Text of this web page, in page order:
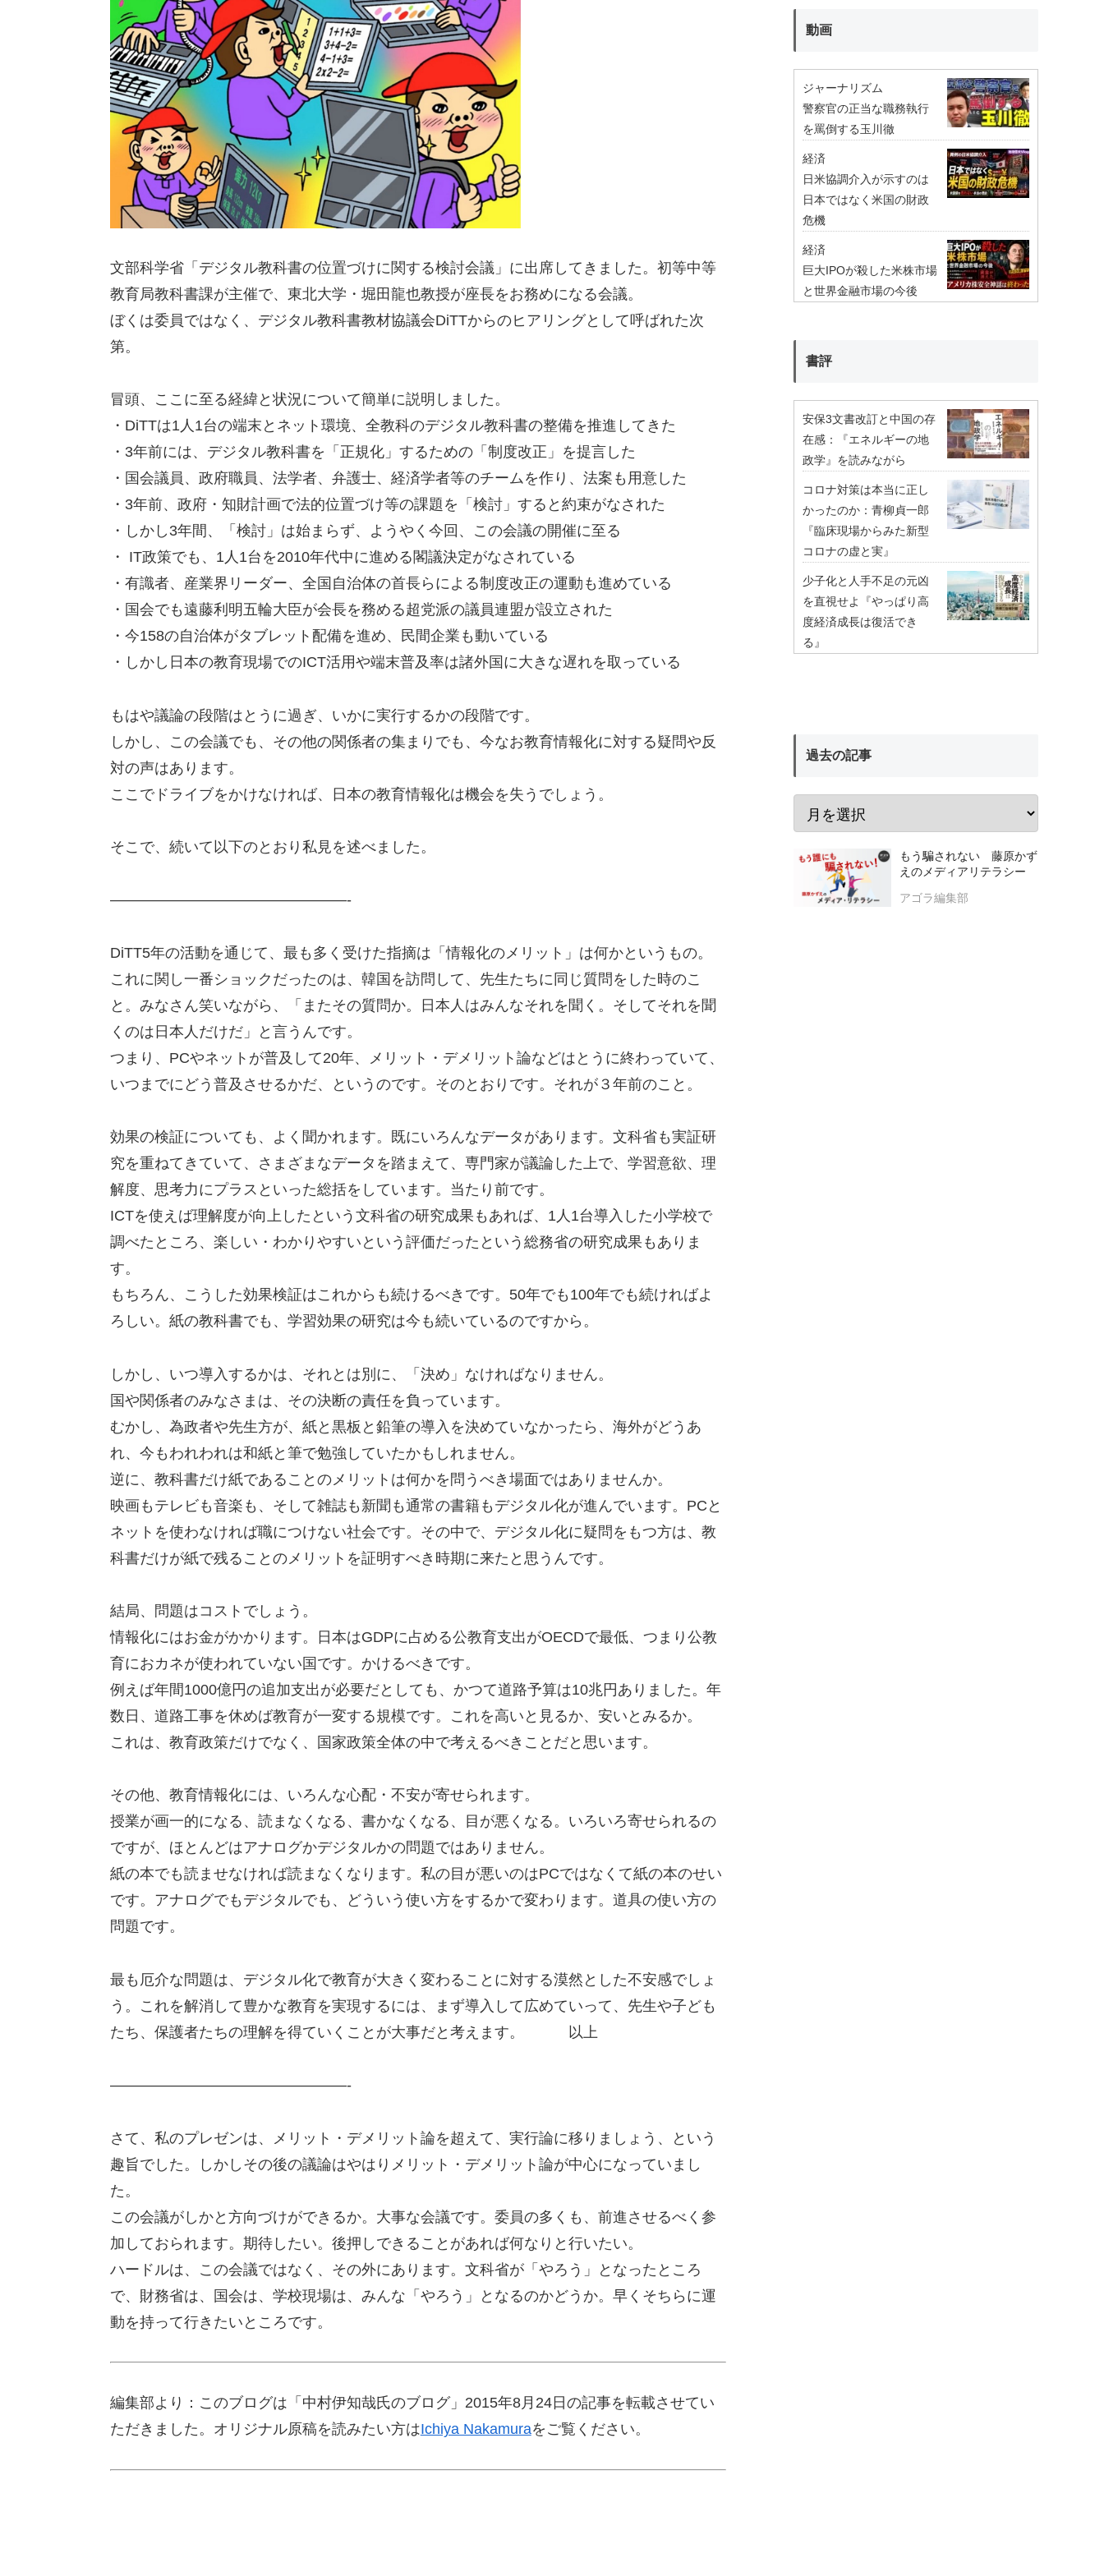
文部科学省「デジタル教科書の位置づけに関する検討会議」に出席してきました。初等中等
教育局教科書課が主催で、東北大学・堀田龍也教授が座長をお務めになる会議。
ぼくは委員ではなく、デジタル教科書教材協議会DiTTからのヒアリングとして呼ばれた次
第。
冒頭、ここに至る経緯と状況について簡単に説明しました。
・DiTTは1人1台の端末とネット環境、全教科のデジタル教科書の整備を推進してきた
・3年前には、デジタル教科書を「正規化」するための「制度改正」を提言した
・国会議員、政府職員、法学者、弁護士、経済学者等のチームを作り、法案も用意した
・3年前、政府・知財計画で法的位置づけ等の課題を「検討」すると約束がなされた
・しかし3年間、「検討」は始まらず、ようやく今回、この会議の開催に至る
・ IT政策でも、1人1台を2010年代中に進める閣議決定がなされている
・有識者、産業界リーダー、全国自治体の首長らによる制度改正の運動も進めている
・国会でも遠藤利明五輪大臣が会長を務める超党派の議員連盟が設立された
・今158の自治体がタブレット配備を進め、民間企業も動いている
・しかし日本の教育現場でのICT活用や端末普及率は諸外国に大きな遅れを取っている
もはや議論の段階はとうに過ぎ、いかに実行するかの段階です。
しかし、この会議でも、その他の関係者の集まりでも、今なお教育情報化に対する疑問や反
対の声はあります。
ここでドライブをかけなければ、日本の教育情報化は機会を失うでしょう。
そこで、続いて以下のとおり私見を述べました。
————————————————-
DiTT5年の活動を通じて、最も多く受けた指摘は「情報化のメリット」は何かというもの。
これに関し一番ショックだったのは、韓国を訪問して、先生たちに同じ質問をした時のこ
と。みなさん笑いながら、「またその質問か。日本人はみんなそれを聞く。そしてそれを聞
くのは日本人だけだ」と言うんです。
つまり、PCやネットが普及して20年、メリット・デメリット論などはとうに終わっていて、
いつまでにどう普及させるかだ、というのです。そのとおりです。それが３年前のこと。
効果の検証についても、よく聞かれます。既にいろんなデータがあります。文科省も実証研
究を重ねてきていて、さまざまなデータを踏まえて、専門家が議論した上で、学習意欲、理
解度、思考力にプラスといった総括をしています。当たり前です。
ICTを使えば理解度が向上したという文科省の研究成果もあれば、1人1台導入した小学校で
調べたところ、楽しい・わかりやすいという評価だったという総務省の研究成果もありま
す。
もちろん、こうした効果検証はこれからも続けるべきです。50年でも100年でも続ければよ
ろしい。紙の教科書でも、学習効果の研究は今も続いているのですから。
しかし、いつ導入するかは、それとは別に、「決め」なければなりません。
国や関係者のみなさまは、その決断の責任を負っています。
むかし、為政者や先生方が、紙と黒板と鉛筆の導入を決めていなかったら、海外がどうあ
れ、今もわれわれは和紙と筆で勉強していたかもしれません。
逆に、教科書だけ紙であることのメリットは何かを問うべき場面ではありませんか。
映画もテレビも音楽も、そして雑誌も新聞も通常の書籍もデジタル化が進んでいます。PCと
ネットを使わなければ職につけない社会です。その中で、デジタル化に疑問をもつ方は、教
科書だけが紙で残ることのメリットを証明すべき時期に来たと思うんです。
結局、問題はコストでしょう。
情報化にはお金がかかります。日本はGDPに占める公教育支出がOECDで最低、つまり公教
育におカネが使われていない国です。かけるべきです。
例えば年間1000億円の追加支出が必要だとしても、かつて道路予算は10兆円ありました。年
数日、道路工事を休めば教育が一変する規模です。これを高いと見るか、安いとみるか。
これは、教育政策だけでなく、国家政策全体の中で考えるべきことだと思います。
その他、教育情報化には、いろんな心配・不安が寄せられます。
授業が画一的になる、読まなくなる、書かなくなる、目が悪くなる。いろいろ寄せられるの
ですが、ほとんどはアナログかデジタルかの問題ではありません。
紙の本でも読ませなければ読まなくなります。私の目が悪いのはPCではなくて紙の本のせい
です。アナログでもデジタルでも、どういう使い方をするかで変わります。道具の使い方の
問題です。
最も厄介な問題は、デジタル化で教育が大きく変わることに対する漠然とした不安感でしょ
う。これを解消して豊かな教育を実現するには、まず導入して広めていって、先生や子ども
たち、保護者たちの理解を得ていくことが大事だと考えます。 以上
————————————————-
さて、私のプレゼンは、メリット・デメリット論を超えて、実行論に移りましょう、という
趣旨でした。しかしその後の議論はやはりメリット・デメリット論が中心になっていまし
た。
この会議がしかと方向づけができるか。大事な会議です。委員の多くも、前進させるべく参
加しておられます。期待したい。後押しできることがあれば何なりと行いたい。
ハードルは、この会議ではなく、その外にあります。文科省が「やろう」となったところ
で、財務省は、国会は、学校現場は、みんな「やろう」となるのかどうか。早くそちらに運
動を持って行きたいところです。
編集部より：このブログは「中村伊知哉氏のブログ」2015年8月24日の記事を転載させてい
ただきました。オリジナル原稿を読みたい方はIchiya Nakamuraをご覧ください。
動画
ジャーナリズム
警察官の正当な職務執行
を罵倒する玉川徹
経済
日米協調介入が示すのは
日本ではなく米国の財政
危機
経済
巨大IPOが殺した米株市場
と世界金融市場の今後
書評
安保3文書改訂と中国の存
在感：『エネルギーの地
政学』を読みながら
コロナ対策は本当に正し
かったのか：青柳貞一郎
『臨床現場からみた新型
コロナの虚と実』
少子化と人手不足の元凶
を直視せよ『やっぱり高
度経済成長は復活でき
る』
過去の記事
もう騙されない 藤原かず
えのメディアリテラシー
アゴラ編集部